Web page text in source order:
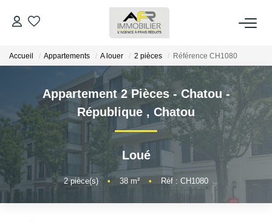
ACHETER
LOUER
ESTIMER
FAIRE GÉRER
NOS AGENCES
Accueil Appartements A louer 2 pièces Référence CH1080
Appartement 2 Pièces - Chatou -
République , Chatou
Loué
2pièce(s) • 38 m² • Réf : CH1080